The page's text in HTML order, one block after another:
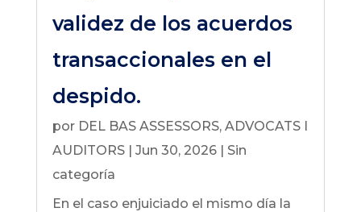
validez de los acuerdos
transaccionales en el
despido.
por DEL BAS ASSESSORS, ADVOCATS I
AUDITORS| Jun 30, 2026| Sin
categoría
En el caso enjuiciado el mismo día la